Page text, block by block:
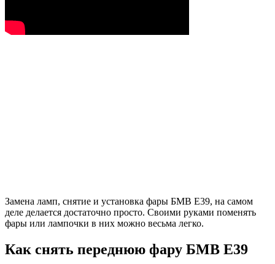
Замена ламп, снятие и установка фары БМВ Е39, на самом
деле делается достаточно просто. Своими руками поменять
фары или лампочки в них можно весьма легко.
Как снять переднюю фару БМВ Е39